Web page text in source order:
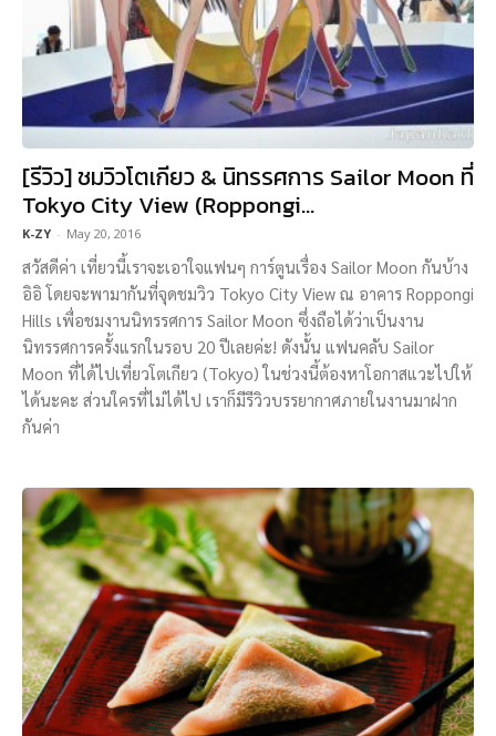
[รีวิว] ชมวิวโตเกียว & นิทรรศการ Sailor Moon ที่
Tokyo City View (Roppongi...
K-ZY - May 20, 2016
สวัสดีค่า เที่ยวนี้เราจะเอาใจแฟนๆ การ์ตูนเรื่อง Sailor Moon กันบ้าง
อิอิ โดยจะพามากันที่จุดชมวิว Tokyo City View ณ อาคาร Roppongi
Hills เพื่อชมงานนิทรรศการ Sailor Moon ซึ่งถือได้ว่าเป็นงาน
นิทรรศการครั้งแรกในรอบ 20 ปีเลยค่ะ! ดังนั้น แฟนคลับ Sailor
Moon ที่ได้ไปเที่ยวโตเกียว (Tokyo) ในช่วงนี้ต้องหาโอกาสแวะไปให้
ได้นะคะ ส่วนใครที่ไม่ได้ไป เราก็มีรีวิวบรรยากาศภายในงานมาฝาก
กันค่า